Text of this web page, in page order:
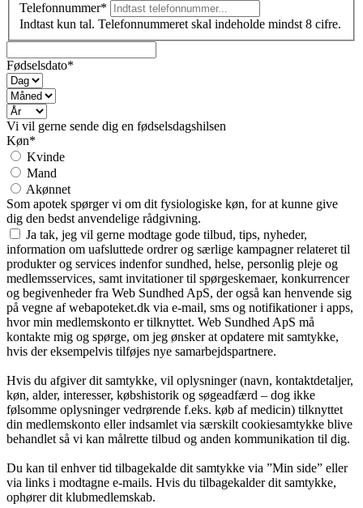
Telefonnummer*
Indtast kun tal. Telefonnummeret skal indeholde mindst 8 cifre.
Fødselsdato*
Vi vil gerne sende dig en fødselsdagshilsen
Køn*
Kvinde
Mand
Akønnet
Som apotek spørger vi om dit fysiologiske køn, for at kunne give
dig den bedst anvendelige rådgivning.
Ja tak, jeg vil gerne modtage gode tilbud, tips, nyheder,
information om uafsluttede ordrer og særlige kampagner relateret til
produkter og services indenfor sundhed, helse, personlig pleje og
medlemsservices, samt invitationer til spørgeskemaer, konkurrencer
og begivenheder fra Web Sundhed ApS, der også kan henvende sig
på vegne af webapoteket.dk via e-mail, sms og notifikationer i apps,
hvor min medlemskonto er tilknyttet. Web Sundhed ApS må
kontakte mig og spørge, om jeg ønsker at opdatere mit samtykke,
hvis der eksempelvis tilføjes nye samarbejdspartnere.
Hvis du afgiver dit samtykke, vil oplysninger (navn, kontaktdetaljer,
køn, alder, interesser, købshistorik og søgeadfærd – dog ikke
følsomme oplysninger vedrørende f.eks. køb af medicin) tilknyttet
din medlemskonto eller indsamlet via særskilt cookiesamtykke blive
behandlet så vi kan målrette tilbud og anden kommunikation til dig.
Du kan til enhver tid tilbagekalde dit samtykke via ”Min side” eller
via links i modtagne e-mails. Hvis du tilbagekalder dit samtykke,
ophører dit klubmedlemskab.